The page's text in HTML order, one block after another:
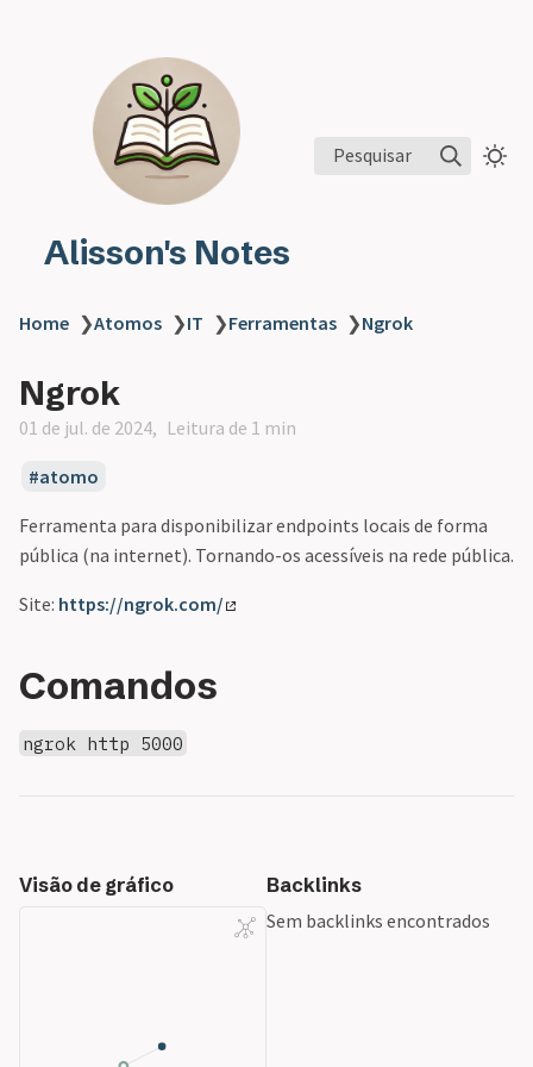
Alisson's Notes
Pesquisar
Home ❯Atomos ❯IT ❯Ferramentas ❯Ngrok
Ngrok
01 de jul. de 2024 Leitura de 1 min
atomo
Ferramenta para disponibilizar endpoints locais de forma
pública (na internet). Tornando-os acessíveis na rede pública.
Site: https://ngrok.com/
Comandos
ngrok http 5000
Visão de gráfico
Backlinks
Sem backlinks encontrados